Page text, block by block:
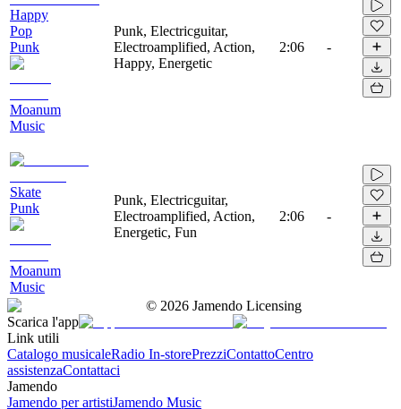
Happy
Pop
Punk
Moanum
Music
Punk, Electricguitar,
Electroamplified, Action,
Happy, Energetic
2:06 -
Skate
Punk
Moanum
Music
Punk, Electricguitar,
Electroamplified, Action,
Energetic, Fun
2:06 -
© 2026 Jamendo Licensing
Scarica l'app
Link utili
Catalogo musicaleRadio In-storePrezziContattoCentro
assistenzaContattaci
Jamendo
Jamendo per artistiJamendo Music